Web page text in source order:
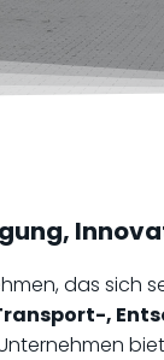
das sich
,